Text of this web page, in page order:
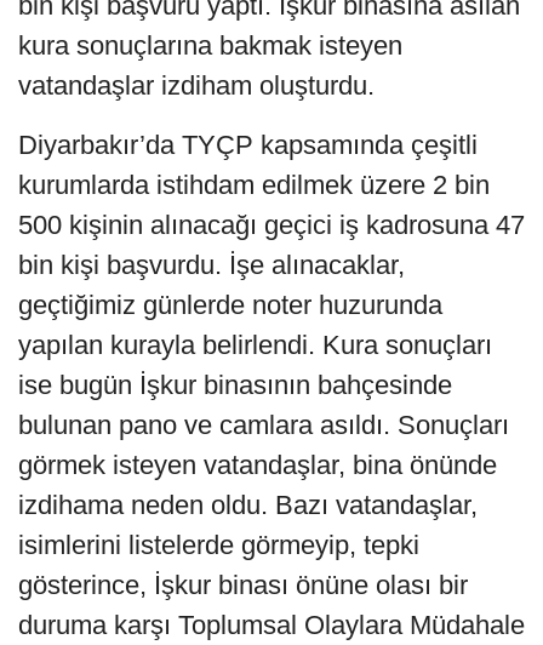
kura sonuçlarına bakmak isteyen
vatandaşlar izdiham oluşturdu.
Diyarbakır’da TYÇP kapsamında çeşitli
kurumlarda istihdam edilmek üzere 2 bin
500 kişinin alınacağı geçici iş kadrosuna 47
bin kişi başvurdu. İşe alınacaklar,
geçtiğimiz günlerde noter huzurunda
yapılan kurayla belirlendi. Kura sonuçları
ise bugün İşkur binasının bahçesinde
bulunan pano ve camlara asıldı. Sonuçları
görmek isteyen vatandaşlar, bina önünde
izdihama neden oldu. Bazı vatandaşlar,
isimlerini listelerde görmeyip, tepki
gösterince, İşkur binası önüne olası bir
duruma karşı Toplumsal Olaylara Müdahale